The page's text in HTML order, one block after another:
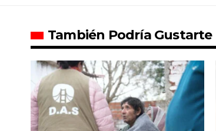
También Podría Gustarte